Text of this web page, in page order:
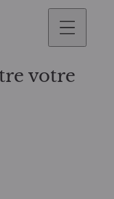
votre